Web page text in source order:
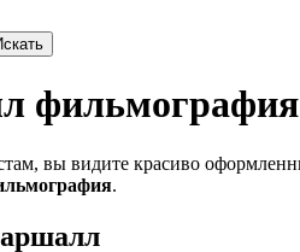
фильмография
вы видите красиво
.